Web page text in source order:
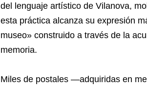
del lenguaje artístico de Vilanova,
esta práctica alcanza su expresión
museo» construido a través de la
memoria.
Miles de postales —adquiridas en